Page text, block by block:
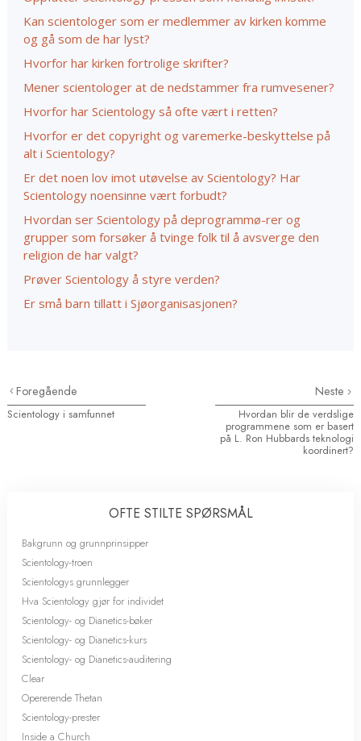
Kan scientologer som er medlemmer av kirken komme
og gå som de har lyst?
Hvorfor har kirken fortrolige skrifter?
Mener scientologer at de nedstammer fra rumvesener?
Hvorfor har Scientology så ofte vært i retten?
Hvorfor er det copyright og varemerke-beskyttelse på
alt i Scientology?
Er det noen lov imot utøvelse av Scientology? Har
Scientology noensinne vært forbudt?
Hvordan ser Scientology på deprogrammø-rer og
grupper som forsøker å tvinge folk til å avsverge den
religion de har valgt?
Prøver Scientology å styre verden?
Er små barn tillatt i Sjøorganisasjonen?
Foregående
Scientology i samfunnet
Neste
Hvordan blir de verdslige
programmene som er basert
på L. Ron Hubbards teknologi
koordinert?
OFTE STILTE SPØRSMÅL
Bakgrunn og grunnprinsipper
Scientology-troen
Scientologys grunnlegger
Hva Scientology gjør for individet
Scientology- og Dianetics-bøker
Scientology- og Dianetics-kurs
Scientology- og Dianetics-auditering
Clear
Opererende Thetan
Scientology-prester
Inside a Church